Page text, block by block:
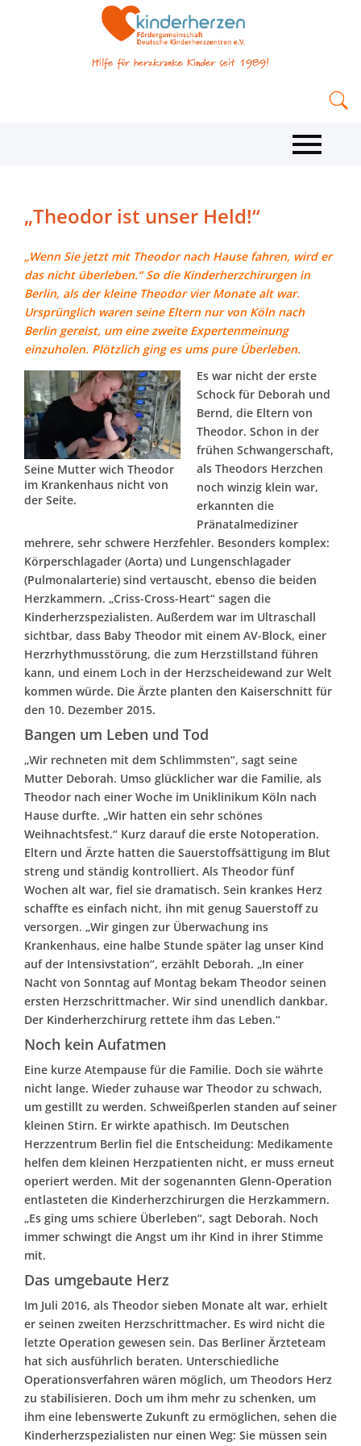
„Theodor ist unser Held!“
„Wenn Sie jetzt mit Theodor nach Hause fahren, wird er
das nicht überleben.“ So die Kinderherzchirurgen in
Berlin, als der kleine Theodor vier Monate alt war.
Ursprünglich waren seine Eltern nur von Köln nach
Berlin gereist, um eine zweite Expertenmeinung
einzuholen. Plötzlich ging es ums pure Überleben.
Seine Mutter wich Theodor
im Krankenhaus nicht von
der Seite.
Es war nicht der erste
Schock für Deborah und
Bernd, die Eltern von
Theodor. Schon in der
frühen Schwangerschaft,
als Theodors Herzchen
noch winzig klein war,
erkannten die
Pränatalmediziner
mehrere, sehr schwere Herzfehler. Besonders komplex:
Körperschlagader (Aorta) und Lungenschlagader
(Pulmonalarterie) sind vertauscht, ebenso die beiden
Herzkammern. „Criss-Cross-Heart“ sagen die
Kinderherzspezialisten. Außerdem war im Ultraschall
sichtbar, dass Baby Theodor mit einem AV-Block, einer
Herzrhythmusstörung, die zum Herzstillstand führen
kann, und einem Loch in der Herzscheidewand zur Welt
kommen würde. Die Ärzte planten den Kaiserschnitt für
den 10. Dezember 2015.
Bangen um Leben und Tod
„Wir rechneten mit dem Schlimmsten“, sagt seine
Mutter Deborah. Umso glücklicher war die Familie, als
Theodor nach einer Woche im Uniklinikum Köln nach
Hause durfte. „Wir hatten ein sehr schönes
Weihnachtsfest.“ Kurz darauf die erste Notoperation.
Eltern und Ärzte hatten die Sauerstoffsättigung im Blut
streng und ständig kontrolliert. Als Theodor fünf
Wochen alt war, fiel sie dramatisch. Sein krankes Herz
schaffte es einfach nicht, ihn mit genug Sauerstoff zu
versorgen. „Wir gingen zur Überwachung ins
Krankenhaus, eine halbe Stunde später lag unser Kind
auf der Intensivstation“, erzählt Deborah. „In einer
Nacht von Sonntag auf Montag bekam Theodor seinen
ersten Herzschrittmacher. Wir sind unendlich dankbar.
Der Kinderherzchirurg rettete ihm das Leben.“
Noch kein Aufatmen
Eine kurze Atempause für die Familie. Doch sie währte
nicht lange. Wieder zuhause war Theodor zu schwach,
um gestillt zu werden. Schweißperlen standen auf seiner
kleinen Stirn. Er wirkte apathisch. Im Deutschen
Herzzentrum Berlin fiel die Entscheidung: Medikamente
helfen dem kleinen Herzpatienten nicht, er muss erneut
operiert werden. Mit der sogenannten Glenn-Operation
entlasteten die Kinderherzchirurgen die Herzkammern.
„Es ging ums schiere Überleben“, sagt Deborah. Noch
immer schwingt die Angst um ihr Kind in ihrer Stimme
mit.
Das umgebaute Herz
Im Juli 2016, als Theodor sieben Monate alt war, erhielt
er seinen zweiten Herzschrittmacher. Es wird nicht die
letzte Operation gewesen sein. Das Berliner Ärzteteam
hat sich ausführlich beraten. Unterschiedliche
Operationsverfahren wären möglich, um Theodors Herz
zu stabilisieren. Doch um ihm mehr zu schenken, um
ihm eine lebenswerte Zukunft zu ermöglichen, sehen die
Kinderherzspezialisten nur einen Weg: Sie müssen sein